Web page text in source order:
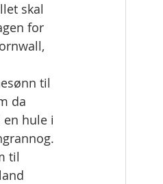
skal
for
til
da
en hule i
til